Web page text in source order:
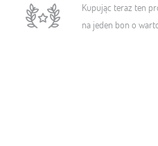
Kupując teraz ten
na jeden bon o